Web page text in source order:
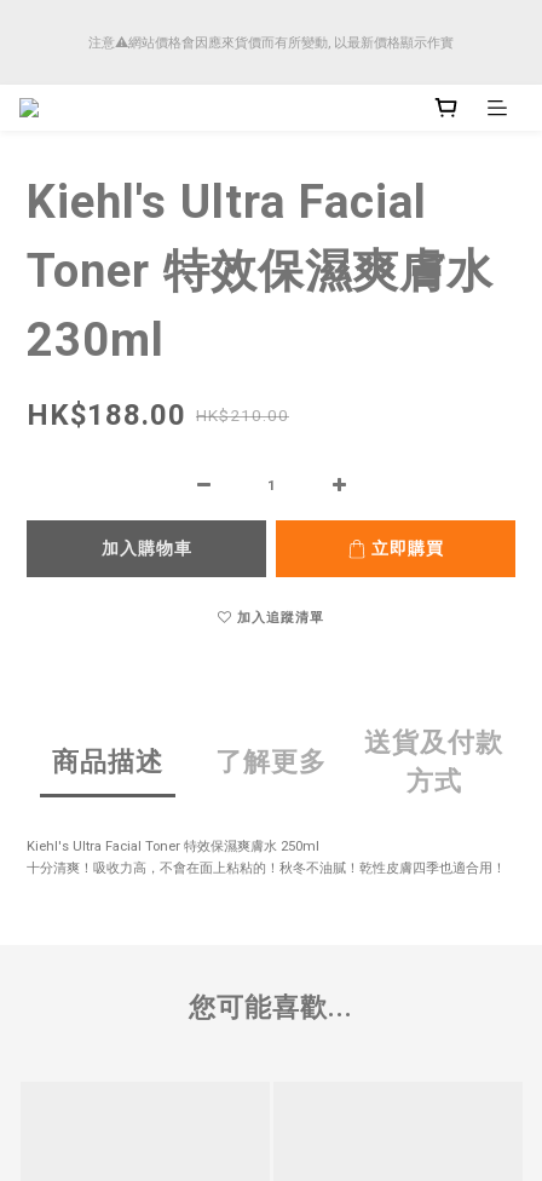
注意⚠️網站價格會因應來貨價而有所變動, 以最新價格顯示作實
順豐香港將於4月14日起減少SMS短訊發送, 所有快件自取訊息通知將全部改為透過官
Kiehl's Ultra Facial
Toner 特效保濕爽膚水
230ml
HK$188.00 HK$210.00
加入購物車 立即購買
加入追蹤清單
商品描述 了解更多
送貨及付款
方式
Kiehl's Ultra Facial Toner 特效保濕爽膚水 250ml
十分清爽！吸收力高，不會在面上粘粘的！秋冬不油膩！乾性皮膚四季也適合用！
您可能喜歡...